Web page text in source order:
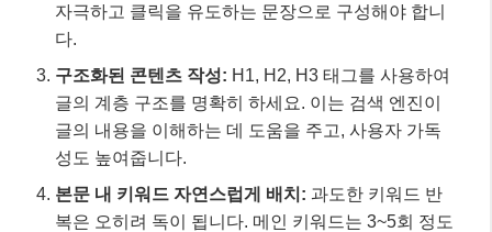
자극하고 클릭을 유도하는 문장으로 구성해야 합니
다.
구조화된 콘텐츠 작성: H1, H2, H3 태그를 사용하여
글의 계층 구조를 명확히 하세요. 이는 검색 엔진이
글의 내용을 이해하는 데 도움을 주고, 사용자 가독
성도 높여줍니다.
본문 내 키워드 자연스럽게 배치: 과도한 키워드 반
복은 오히려 독이 됩니다. 메인 키워드는 3~5회 정도